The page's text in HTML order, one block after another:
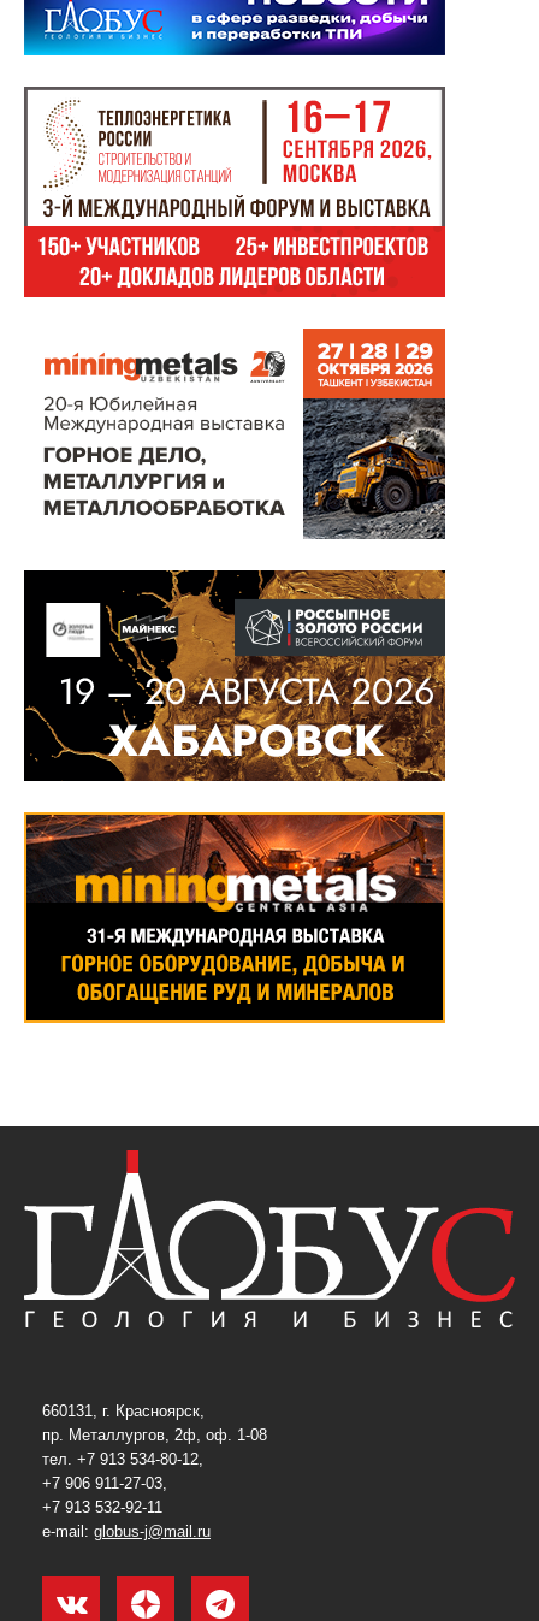
660131, г. Красноярск,
пр. Металлургов, 2ф, оф. 1-08
тел. +7 913 534-80-12,
+7 906 911-27-03,
+7 913 532-92-11
e-mail: globus-j@mail.ru